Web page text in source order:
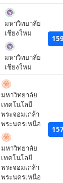
มหาวิทยาลัย
เชียงใหม่
มหาวิทยาลัย
เชียงใหม่
159
มหาวิทยาลัย
เทคโนโลยี
พระจอมเกล้า
พระนครเหนือ
มหาวิทยาลัย
เทคโนโลยี
พระจอมเกล้า
พระนครเหนือ
157